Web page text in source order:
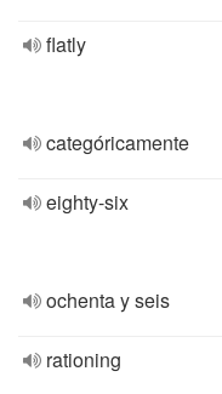
flatly
categóricamente
eighty-six
ochenta y seis
rationing